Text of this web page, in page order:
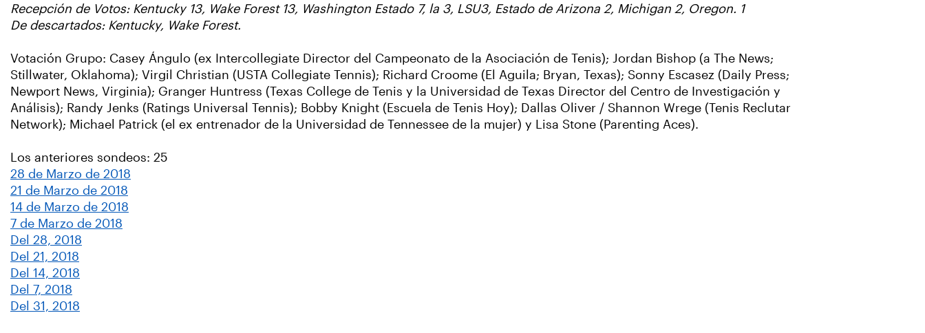
Recepción de Votos: Kentucky 13, Wake Forest 13, Washington Estado 7, la 3, LSU3, Estado de Arizona 2, Michigan 2, Oregon. 1
De descartados: Kentucky, Wake Forest.
Votación Grupo: Casey Ángulo (ex Intercollegiate Director del Campeonato de la Asociación de Tenis); Jordan Bishop (a The News;
Stillwater, Oklahoma); Virgil Christian (USTA Collegiate Tennis); Richard Croome (El Aguila; Bryan, Texas); Sonny Escasez (Daily Press;
Newport News, Virginia); Granger Huntress (Texas College de Tenis y la Universidad de Texas Director del Centro de Investigación y
Análisis); Randy Jenks (Ratings Universal Tennis); Bobby Knight (Escuela de Tenis Hoy); Dallas Oliver / Shannon Wrege (Tenis Reclutar
Network); Michael Patrick (el ex entrenador de la Universidad de Tennessee de la mujer) y Lisa Stone (Parenting Aces).
Los anteriores sondeos: 25
28 de Marzo de 2018
21 de Marzo de 2018
14 de Marzo de 2018
7 de Marzo de 2018
Del 28, 2018
Del 21, 2018
Del 14, 2018
Del 7, 2018
Del 31, 2018